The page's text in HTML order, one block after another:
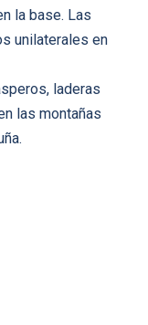
la base. Las
unilaterales en
laderas
las montañas